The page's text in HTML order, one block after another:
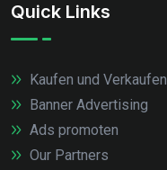
Quick Links
Kaufen und Verkaufen
Banner Advertising
Ads promoten
Our Partners